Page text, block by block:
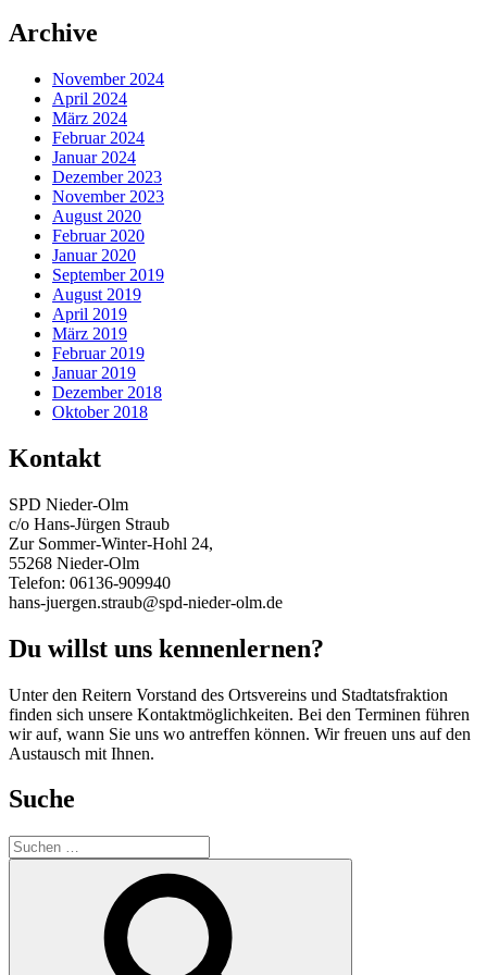
Archive
November 2024
April 2024
März 2024
Februar 2024
Januar 2024
Dezember 2023
November 2023
August 2020
Februar 2020
Januar 2020
September 2019
August 2019
April 2019
März 2019
Februar 2019
Januar 2019
Dezember 2018
Oktober 2018
Kontakt
SPD Nieder-Olm
c/o Hans-Jürgen Straub
Zur Sommer-Winter-Hohl 24,
55268 Nieder-Olm
Telefon: 06136-909940
hans-juergen.straub@spd-nieder-olm.de
Du willst uns kennenlernen?
Unter den Reitern Vorstand des Ortsvereins und Stadtatsfraktion
finden sich unsere Kontaktmöglichkeiten. Bei den Terminen führen
wir auf, wann Sie uns wo antreffen können. Wir freuen uns auf den
Austausch mit Ihnen.
Suche
Suchen
nach: